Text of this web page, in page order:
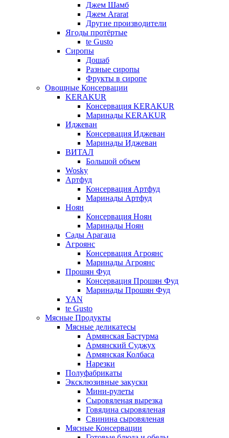
Джем Шамб
Джем Ararat
Другие производители
Ягоды протёртые
te Gusto
Сиропы
Дошаб
Разные сиропы
Фрукты в сиропе
Овощные Консервации
KERAKUR
Консервация KERAKUR
Маринады KERAKUR
Иджеван
Консервация Иджеван
Маринады Иджеван
ВИТАЛ
Большой объем
Wosky
Артфуд
Консервация Артфуд
Маринады Артфуд
Ноян
Консервация Ноян
Маринады Ноян
Сады Арагаца
Агроянс
Консервация Агроянс
Маринады Агроянс
Прошян Фуд
Консервация Прошян Фуд
Маринады Прошян Фуд
YAN
te Gusto
Мясные Продукты
Мясные деликатесы
Армянская Бастурма
Армянский Суджух
Армянская Колбаса
Нарезки
Полуфабрикаты
Эксклюзивные закуски
Мини-рулеты
Сыровяленая вырезка
Говядина сыровяленая
Свинина сыровяленая
Мясные Консервации